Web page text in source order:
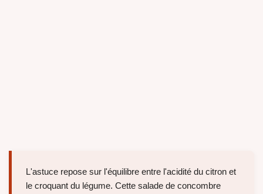
L'astuce repose sur l'équilibre entre l'acidité du citron et
le croquant du légume. Cette salade de concombre